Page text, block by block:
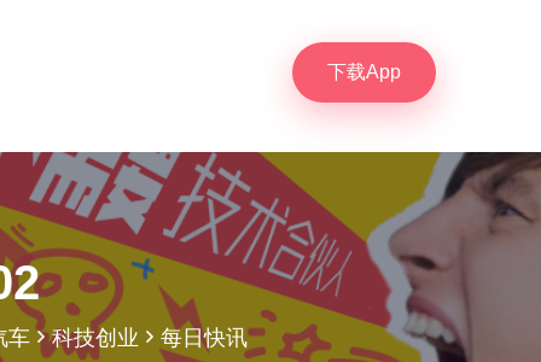
下载App
车 科技创业 每日快讯